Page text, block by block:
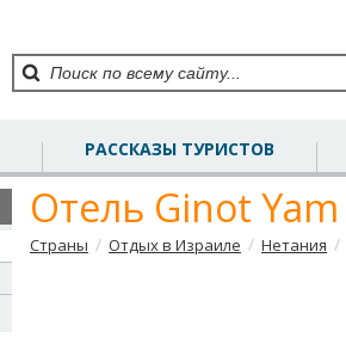
РАССКАЗЫ ТУРИСТОВ
Отель Ginot
Страны / Отдых в Израиле / Нетания /